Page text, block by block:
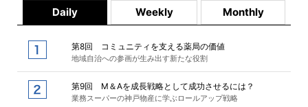
Daily Weekly Monthly
第8回 コミュニティを支える薬局の価値
地域自治への参画が生み出す新たな役割
第9回 M＆Aを成長戦略として成功させるには？
業務スーパーの神戸物産に学ぶロールアップ戦略